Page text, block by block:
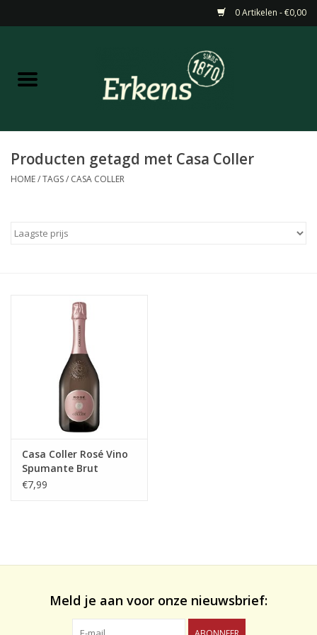
0 Artikelen - €0,00
Home
Barneveldse specialiteiten
Gedistilleerd &
likeuren&Overig
Wijnglazen - openers -karaffen
Producten getagd met Casa Coller
HOME/TAGS/ CASA COLLER
Casa Coller Rosé Vino
Spumante Brut
€7,99
Meld je aan voor onze nieuwsbrief: